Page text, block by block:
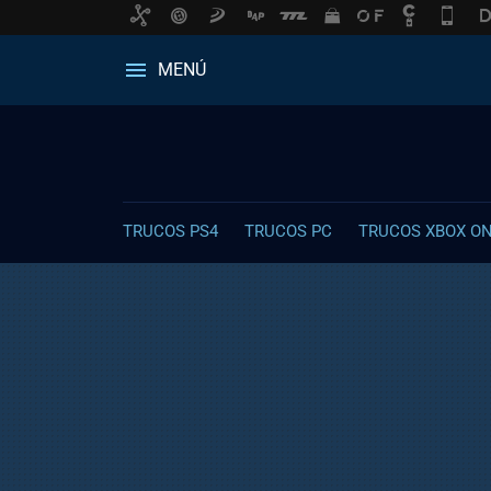
MENÚ
TRUCOS PS4 TRUCOS PC TRUCOS XBOX